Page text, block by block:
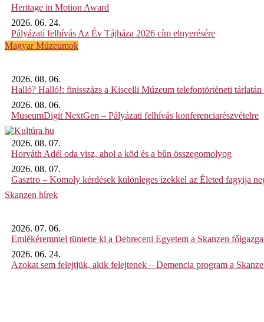
Heritage in Motion Award
2026. 06. 24.
Pályázati felhívás Az Év Tájháza 2026 cím elnyerésére
Magyar Múzeumok
2026. 08. 06.
Halló? Halló!: finisszázs a Kiscelli Múzeum telefontörténeti tárlatán
2026. 08. 06.
MuseumDigit NextGen – Pályázati felhívás konferenciarészvételre
2026. 08. 07.
Horváth Adél oda visz, ahol a köd és a bűn összegomolyog
2026. 08. 07.
Gasztro – Komoly kérdések különleges ízekkel az Életed fagyija
Skanzen hírek
2026. 07. 06.
Emlékéremmel tüntette ki a Debreceni Egyetem a Skanzen
2026. 06. 24.
Azokat sem felejtjük, akik felejtenek – Demencia program a